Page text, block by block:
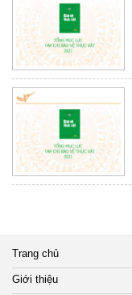
Trang chủ
Giới thiệu